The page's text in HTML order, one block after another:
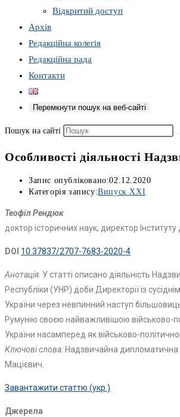
Відкритий доступ
Архів
Редакційна колегія
Редакційна рада
Контакти
Перемкнути пошук на веб-сайті
Пошук на сайті
Особливості діяльності
Запис опубліковано:02.12.2020
Категорія запису:Випуск XXI
Теофіл Рендюк
доктор історичних наук, директор Інституту
DOI 10.37837/2707-7683-2020-4
Анотація . У статті описано діяльність
Республіки (УНР) доби Директорії із
України через невпинний наступ
Румунію своєю найважливішою військово-
України насамперед як військово-
Ключові слова: Надзвичайна дипломатична
Мацієвич.
Завантажити статтю (укр.)
Джерела